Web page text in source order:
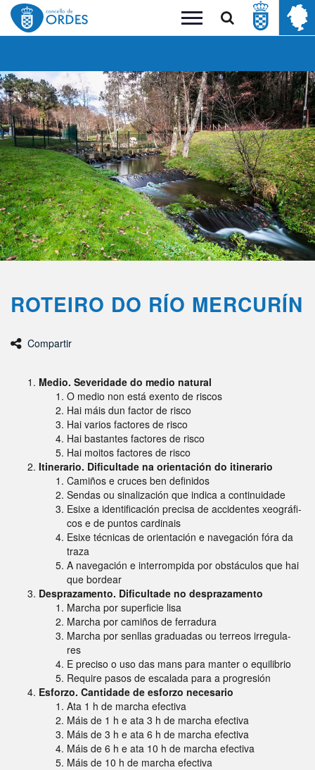
Buscar
Toggle
ROTEIRO DO RÍO MERCURÍN
Compartir
Medio. Severidade do medio natural
O medio non está exento de riscos
Hai máis dun factor de risco
Hai varios factores de risco
Hai bastantes factores de risco
Hai moitos factores de risco
Itinerario. Dificultade na orientación do itinerario
Camiños e cruces ben definidos
Sendas ou sinalización que indica a continuidade
Esixe a identificación precisa de accidentes xeográfi-
cos e de puntos cardinais
Esixe técnicas de orientación e navegación fóra da
traza
A navegación e interrompida por obstáculos que hai
que bordear
Desprazamento. Dificultade no desprazamento
Marcha por superficie lisa
Marcha por camiños de ferradura
Marcha por senllas graduadas ou terreos irregula-
res
E preciso o uso das mans para manter o equilibrio
Require pasos de escalada para a progresión
Esforzo. Cantidade de esforzo necesario
Ata 1 h de marcha efectiva
Máis de 1 h e ata 3 h de marcha efectiva
Máis de 3 h e ata 6 h de marcha efectiva
Máis de 6 h e ata 10 h de marcha efectiva
Máis de 10 h de marcha efectiva